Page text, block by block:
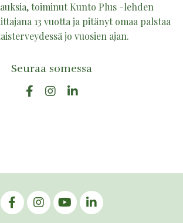
toiminut Kunto Plus -lehden
13 vuotta ja pitänyt omaa palstaa
jo vuosien ajan.
Seuraa somessa